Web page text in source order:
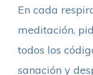
En cada
meditación,
todos los
sanación y